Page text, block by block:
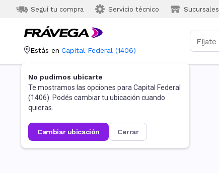
Seguí tu compra Servicio técnico Sucursales
Estás en Capital Federal (1406)
No pudimos ubicarte
Te mostramos las opciones para Capital Federal
(1406). Podés cambiar tu ubicación cuando
quieras.
cambiar ubicación cerrar